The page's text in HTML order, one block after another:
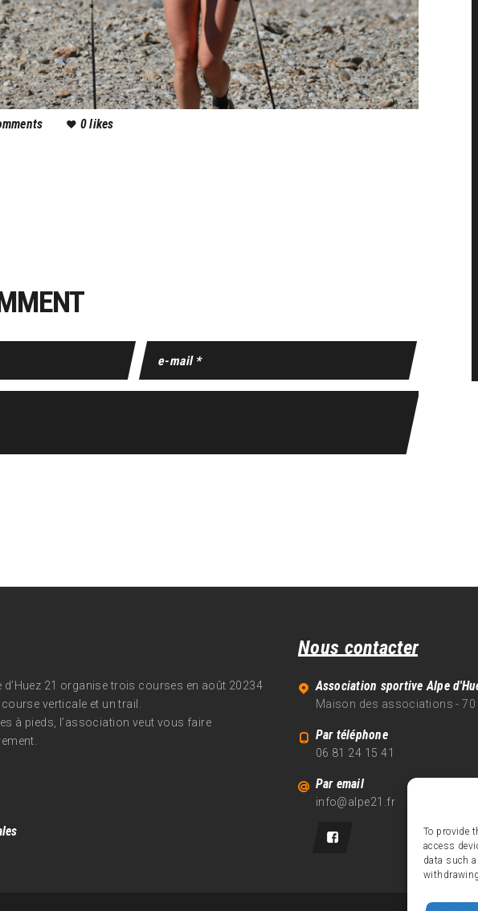
To provide
access
data such
0likes
d’Huez 21 organise trois courses en août 20234
verticale et un trail.
à pieds, l’association veut vous faire
Nous contacter
Association sportive Alpe
Maison des associations - 70
Par téléphone
06 81 24 15 41
Par email
info@alpe21.fr